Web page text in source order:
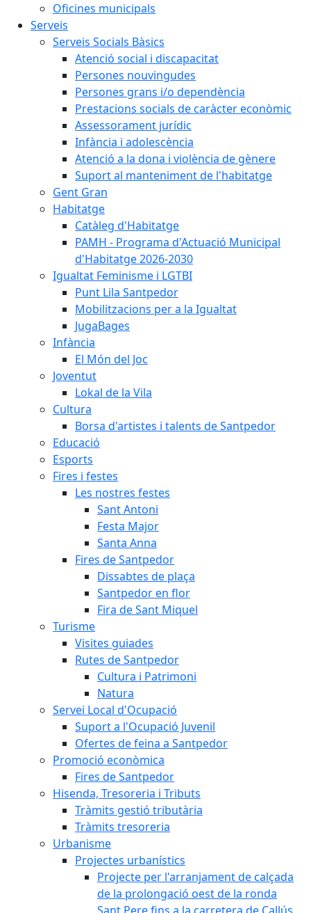
Oficines municipals
Serveis
Serveis Socials Bàsics
Atenció social i discapacitat
Persones nouvingudes
Persones grans i/o dependència
Prestacions socials de caràcter econòmic
Assessorament jurídic
Infància i adolescència
Atenció a la dona i violència de gènere
Suport al manteniment de l'habitatge
Gent Gran
Habitatge
Catàleg d'Habitatge
PAMH - Programa d'Actuació Municipal
d'Habitatge 2026-2030
Igualtat Feminisme i LGTBI
Punt Lila Santpedor
Mobilitzacions per a la Igualtat
JugaBages
Infància
El Món del Joc
Joventut
Lokal de la Vila
Cultura
Borsa d'artistes i talents de Santpedor
Educació
Esports
Fires i festes
Les nostres festes
Sant Antoni
Festa Major
Santa Anna
Fires de Santpedor
Dissabtes de plaça
Santpedor en flor
Fira de Sant Miquel
Turisme
Visites guiades
Rutes de Santpedor
Cultura i Patrimoni
Natura
Servei Local d'Ocupació
Suport a l'Ocupació Juvenil
Ofertes de feina a Santpedor
Promoció econòmica
Fires de Santpedor
Hisenda, Tresoreria i Tributs
Tràmits gestió tributària
Tràmits tresoreria
Urbanisme
Projectes urbanístics
Projecte per l'arranjament de calçada
de la prolongació oest de la ronda